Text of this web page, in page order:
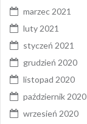
marzec 2021
luty 2021
styczeń 2021
grudzień 2020
listopad 2020
październik 2020
wrzesień 2020